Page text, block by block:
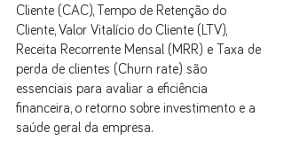
Cliente (CAC), Tempo de Retenção do
Cliente, Valor Vitalício do Cliente (LTV),
Receita Recorrente Mensal (MRR) e Taxa de
perda de clientes (Churn rate) são
essenciais para avaliar a eficiência
financeira, o retorno sobre investimento e a
saúde geral da empresa.